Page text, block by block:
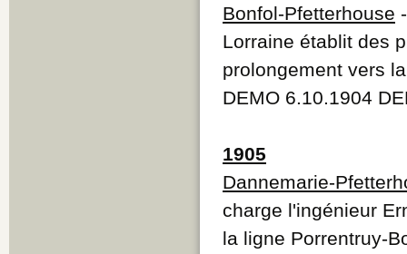
Bonfol-Pfetterhouse
Lorraine établit des
prolongement vers
DEMO 6.10.1904
1905
Dannemarie-
charge l'ingénieur
la ligne Porrentruy-